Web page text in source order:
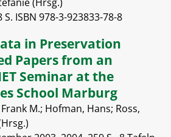
S. ISBN 978-3-923833-78-8
in Preservation
Papers from an
Seminar at the
School Marburg
M.; Hofman, Hans; Ross,